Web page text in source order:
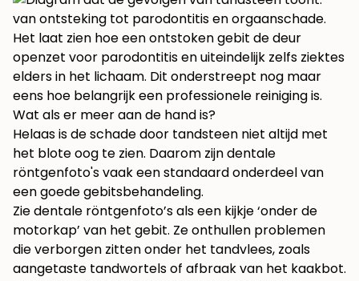
Het laat zien hoe een ontstoken gebit de deur
openzet voor parodontitis en uiteindelijk zelfs ziektes
elders in het lichaam. Dit onderstreept nog maar
eens hoe belangrijk een professionele reiniging is.
Wat als er meer aan de hand is?
Helaas is de schade door tandsteen niet altijd met
het blote oog te zien. Daarom zijn dentale
röntgenfoto's vaak een standaard onderdeel van
een goede gebitsbehandeling.
Zie dentale röntgenfoto’s als een kijkje ‘onder de
motorkap’ van het gebit. Ze onthullen problemen
die verborgen zitten onder het tandvlees, zoals
aangetaste tandwortels of afbraak van het kaakbot.